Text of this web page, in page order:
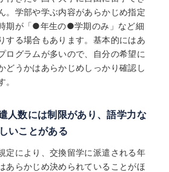
。学部や学ぶ内容があらかじめ指定
期が「●年生の●学期のみ」など細
する場合もあります。基本的にはあ
ログラムが多いので、自分の希望に
どうかはあらかじめしっかり確認し
人数には制限があり、語学力な
いことがある
定により、交換留学に派遣される年
あらかじめ決められていることがほ